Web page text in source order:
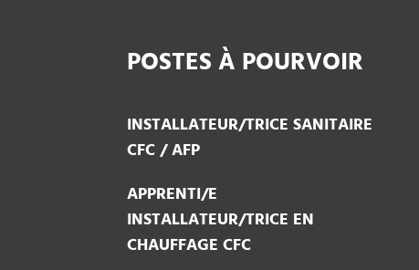
POSTES À POURVOIR
INSTALLATEUR/TRICE SANITAIRE
CFC / AFP
APPRENTI/E
INSTALLATEUR/TRICE EN
CHAUFFAGE CFC